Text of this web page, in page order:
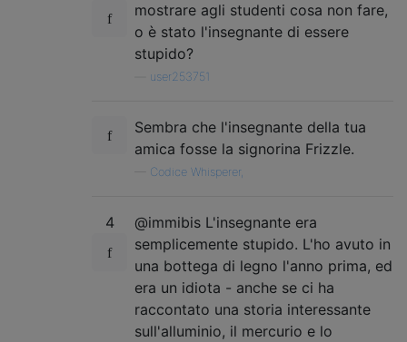
mostrare agli studenti cosa non fare,
o è stato l'insegnante di essere
stupido?
user253751
Sembra che l'insegnante della tua
amica fosse la signorina Frizzle.
Codice Whisperer,
4
@immibis L'insegnante era
semplicemente stupido. L'ho avuto in
una bottega di legno l'anno prima, ed
era un idiota - anche se ci ha
raccontato una storia interessante
sull'alluminio, il mercurio e lo